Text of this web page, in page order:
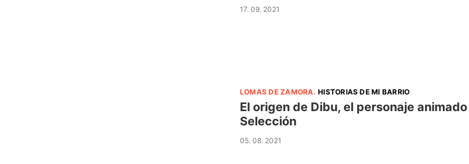
17. 09. 2021
LOMAS DE ZAMORA.HISTORIAS DE MI BARRIO
El origen de Dibu, el personaje
Selección
05. 08. 2021